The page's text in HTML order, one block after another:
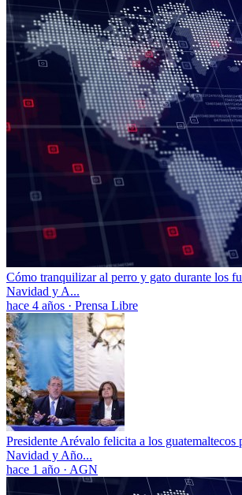
Cómo tranquilizar al perro y gato durante los
Navidad y A...
hace 4 años · Prensa Libre
Presidente Arévalo felicita a los guatemaltecos
Navidad y Año...
hace 1 año · AGN